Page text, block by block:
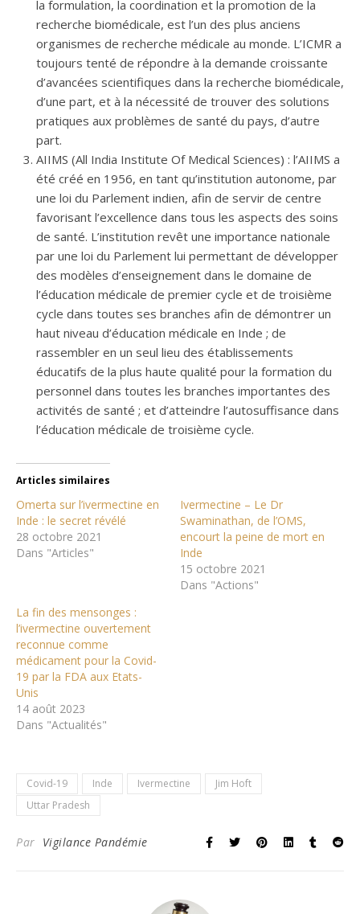
la formulation, la coordination et la promotion de la
recherche biomédicale, est l’un des plus anciens
organismes de recherche médicale au monde. L’ICMR a
toujours tenté de répondre à la demande croissante
d’avancées scientifiques dans la recherche biomédicale,
d’une part, et à la nécessité de trouver des solutions
pratiques aux problèmes de santé du pays, d’autre
part.
AIIMS (All India Institute Of Medical Sciences) : l’AIIMS a
été créé en 1956, en tant qu’institution autonome, par
une loi du Parlement indien, afin de servir de centre
favorisant l’excellence dans tous les aspects des soins
de santé. L’institution revêt une importance nationale
par une loi du Parlement lui permettant de développer
des modèles d’enseignement dans le domaine de
l’éducation médicale de premier cycle et de troisième
cycle dans toutes ses branches afin de démontrer un
haut niveau d’éducation médicale en Inde ; de
rassembler en un seul lieu des établissements
éducatifs de la plus haute qualité pour la formation du
personnel dans toutes les branches importantes des
activités de santé ; et d’atteindre l’autosuffisance dans
l’éducation médicale de troisième cycle.
Articles similaires
Omerta sur l’ivermectine en
Inde : le secret révélé
28 octobre 2021
Dans "Articles"
Ivermectine – Le Dr
Swaminathan, de l’OMS,
encourt la peine de mort en
Inde
15 octobre 2021
Dans "Actions"
La fin des mensonges :
l’ivermectine ouvertement
reconnue comme
médicament pour la Covid-
19 par la FDA aux Etats-
Unis
14 août 2023
Dans "Actualités"
Covid-19 Inde Ivermectine
Jim Hoft
Uttar Pradesh
Par Vigilance Pandémie